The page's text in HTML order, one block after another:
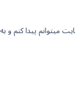
پیدا کنم